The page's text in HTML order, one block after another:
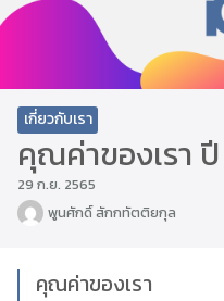
เกี่ยวกับเรา
คุณค่าของเรา
29 ก.ย. 2565
พูนศักดิ์ สักกทัตติยกุล
คุณค่าของเรา